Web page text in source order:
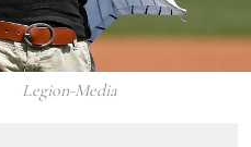
Legion-Media